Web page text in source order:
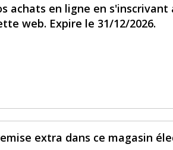
achats en ligne en
web. Expire le 31/12/2026.
extra dans ce magasin